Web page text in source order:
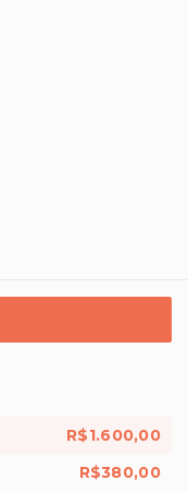
R$1.600,00
R$380,00